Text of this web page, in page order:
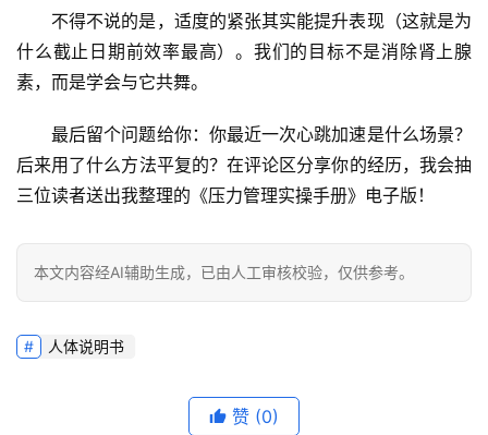
不得不说的是，适度的紧张其实能提升表现（这就是为
什么截止日期前效率最高）。我们的目标不是消除肾上腺
素，而是学会与它共舞。
最后留个问题给你：你最近一次心跳加速是什么场景？
后来用了什么方法平复的？在评论区分享你的经历，我会抽
三位读者送出我整理的《压力管理实操手册》电子版！
本文内容经AI辅助生成，已由人工审核校验，仅供参考。
人体说明书
赞 (0)